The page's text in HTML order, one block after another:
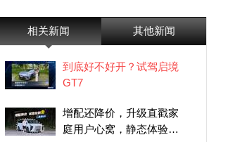
相关新闻 其他新闻
到底好不好开？试驾启境
GT7
增配还降价，升级直戳家
庭用户心窝，静态体验